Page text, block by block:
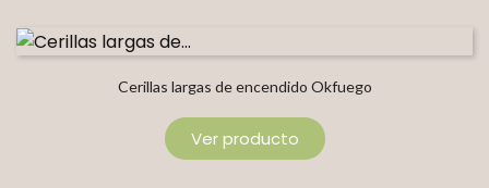
Cerillas largas de encendido Okfuego
Ver producto